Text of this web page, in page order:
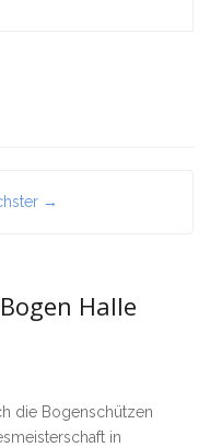
Halle
die Bogenschützen
in
→